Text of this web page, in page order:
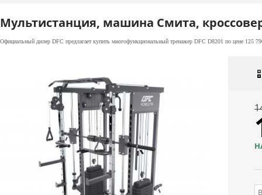
Мультистанция, машина Смита, кроссовер
Официальный дилер DFC предлагает купить многофункциональный тренажер DFC D8201 по цене 125